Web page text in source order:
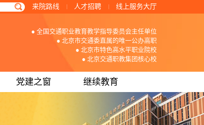
来院路线 人才招聘 线上服务大厅
● 全国交通职业教育教学指导委员会主任单位
● 北京市交通委直属的唯一公办高职
● 北京市特色高水平职业院校
● 北京交通职教集团核心校
党建之窗 继续教育